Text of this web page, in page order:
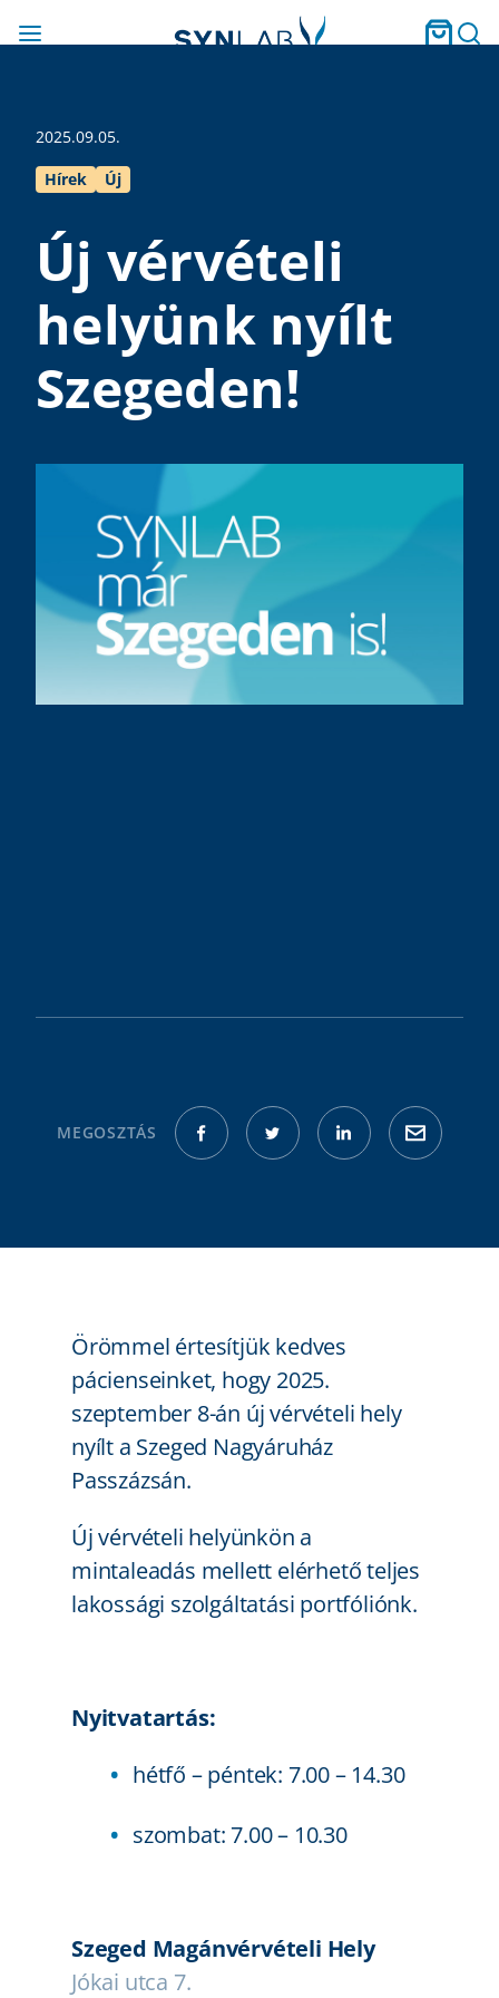
2025.09.05.
Hírek
Új
Új vérvételi
helyünk nyílt
Szegeden!
MEGOSZTÁS
Örömmel értesítjük kedves
pácienseinket, hogy 2025.
szeptember 8-án új vérvételi hely
nyílt a Szeged Nagyáruház
Passzázsán.
Új vérvételi helyünkön a
mintaleadás mellett elérhető teljes
lakossági szolgáltatási portfóliónk.
Nyitvatartás:
hétfő – péntek: 7.00 – 14.30
szombat: 7.00 – 10.30
Szeged Magánvérvételi Hely
Jókai utca 7.